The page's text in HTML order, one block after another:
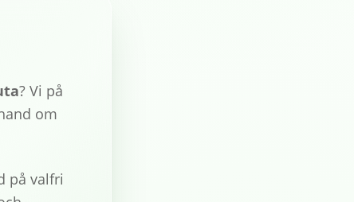
? Vi på
om
på valfri